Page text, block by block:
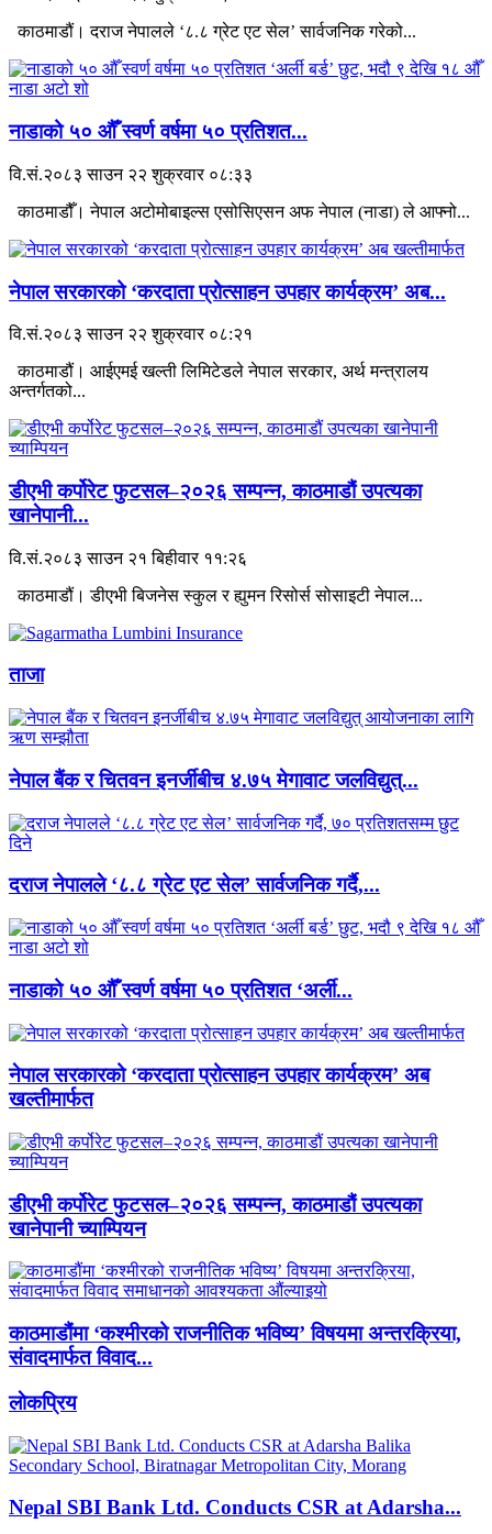
काठमाडौं। दराज नेपालले ‘८.८ ग्रेट एट सेल’ सार्वजनिक गरेको...
नाडाको ५० औँ स्वर्ण वर्षमा ५० प्रतिशत...
वि.सं.२०८३ साउन २२ शुक्रवार ०८:३३
काठमाडौँ। नेपाल अटोमोबाइल्स एसोसिएसन अफ नेपाल (नाडा) ले आफ्नो...
नेपाल सरकारको ‘करदाता प्रोत्साहन उपहार कार्यक्रम’ अब...
वि.सं.२०८३ साउन २२ शुक्रवार ०८:२१
काठमाडौं। आईएमई खल्ती लिमिटेडले नेपाल सरकार, अर्थ मन्त्रालय
अन्तर्गतको...
डीएभी कर्पोरेट फुटसल–२०२६ सम्पन्न, काठमाडौं उपत्यका
खानेपानी...
वि.सं.२०८३ साउन २१ बिहीवार ११:२६
काठमाडौं। डीएभी बिजनेस स्कुल र ह्युमन रिसोर्स सोसाइटी नेपाल...
ताजा
नेपाल बैंक र चितवन इनर्जीबीच ४.७५ मेगावाट जलविद्युत्...
दराज नेपालले ‘८.८ ग्रेट एट सेल’ सार्वजनिक गर्दै,...
नाडाको ५० औँ स्वर्ण वर्षमा ५० प्रतिशत ‘अर्ली...
नेपाल सरकारको ‘करदाता प्रोत्साहन उपहार कार्यक्रम’ अब
खल्तीमार्फत
डीएभी कर्पोरेट फुटसल–२०२६ सम्पन्न, काठमाडौं उपत्यका
खानेपानी च्याम्पियन
काठमाडौंमा ‘कश्मीरको राजनीतिक भविष्य’ विषयमा अन्तरक्रिया,
संवादमार्फत विवाद...
लाेकप्रिय
Nepal SBI Bank Ltd. Conducts CSR at Adarsha...